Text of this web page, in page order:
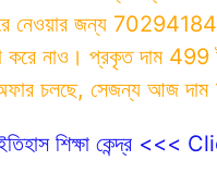
নেওয়ার জন্য
করে নাও। প্রকৃত দাম 499
চলছে, সেজন্য আজ দাম
শিক্ষা কেন্দ্র <<<